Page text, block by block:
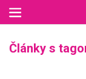
Články s